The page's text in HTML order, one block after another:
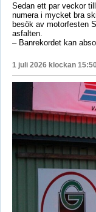
Sedan ett par veckor
numera i mycket bra
besök av motorfesten
asfalten.
– Banrekordet kan
1 juli 2026 klockan